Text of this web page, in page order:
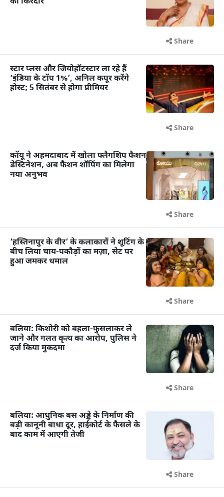
Share
स्टार प्लस और जियोहॉटस्टार ला रहे हैं
‘इंडिया के टॉप 1%’, अनिल कपूर करेंगे
होस्ट; 5 सितंबर से होगा प्रीमियर
Share
कॉयू ने अहमदाबाद में खोला फ्लैगशिप फैशन
डेस्टिनेशन, अब फैशन शॉपिंग का मिलेगा
नया अनुभव
Share
‘हस्तिनापुर के वीर’ के कलाकारों ने शूटिंग के
बीच लिया चाय-पकौड़ों का मज़ा, सेट पर
हुआ जमकर धमाल
Share
बलिया: किशोरी को बहला-फुसलाकर ले
जाने और गलत कृत्य का आरोप, पुलिस ने
दर्ज किया मुकदमा
Share
बलिया: आधुनिक बस अड्डे के निर्माण की
बड़ी कानूनी बाधा दूर, हाईकोर्ट के फैसले के
बाद काम में आएगी तेजी
Share